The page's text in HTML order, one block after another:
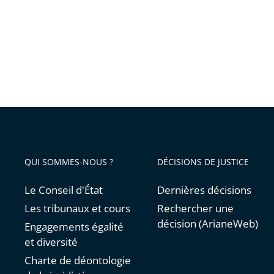
non
QUI SOMMES-NOUS ?
Le Conseil d'État
Les tribunaux et cours
Engagements égalité
et diversité
Charte de déontologie
DÉCISIONS DE JUSTICE
Dernières décisions
Rechercher une
décision (ArianeWeb)